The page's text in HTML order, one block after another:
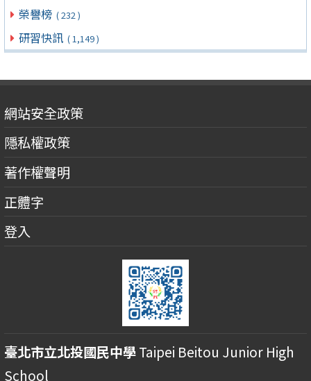
榮譽榜 ( 232 )
研習快訊 ( 1,149 )
網站安全政策
隱私權政策
著作權聲明
正體字
登入
臺北市立北投國民中學Taipei Beitou Junior High
School